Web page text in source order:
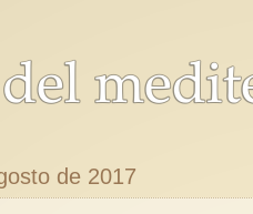
de 2017